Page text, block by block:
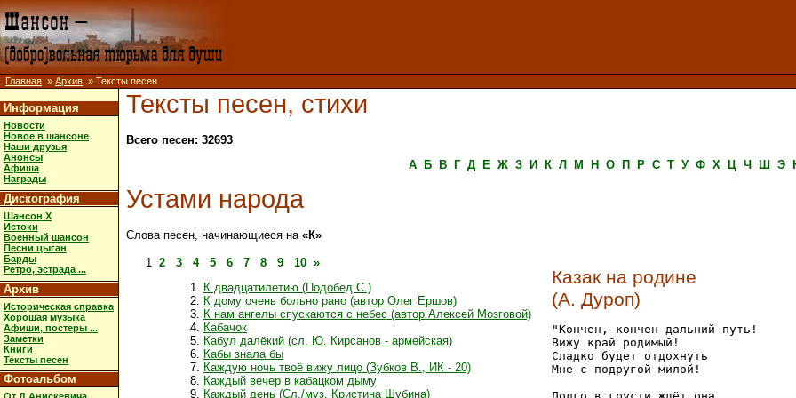
Главная » Архив » Тексты песен
Информация
Новости
Новое в шансоне
Наши друзья
Анонсы
Афиша
Награды
Дискография
Шансон X
Истоки
Военный шансон
Песни цыган
Барды
Ретро, эстрада ...
Архив
Историческая справка
Хорошая музыка
Афиши, постеры ...
Заметки
Книги
Тексты песен
Фотоальбом
Тексты песен, стихи
Всего песен: 32693
А
Б В Г Д Е Ж З И К Л М Н О П Р С Т У Ф Х Ц Ч Ш Э
Устами народа
Слова песен, начинающиеся на «К»
1 2 3 4 5 6 7 8 9 10 »
К двадцатилетию (Подобед С.)
К дому очень больно рано (автор Олег Ершов)
К нам ангелы спускаются с небес (автор Алексей Мозговой)
Кабачок
Кабул далёкий (сл. Ю. Кирсанов - армейская)
Кабы знала бы
Каждую ночь твоё вижу лицо (Зубков В., ИК - 20)
Каждый вечер в кабацком дыму
Каждый день (Сл./муз. Кристина Шубина)
Казак на родине
(А. Дуроп)
"Кончен, кончен дальний путь!
Вижу край родимый!
Сладко будет отдохнуть
Мне с подругой милой!